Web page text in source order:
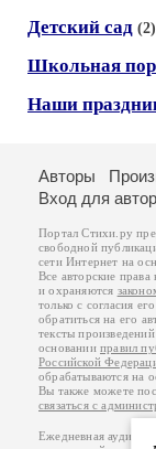
Детский сад (2)
Школьная
Наши
Авторы
Вход для
Портал Стихи.ру
свободной
сети Интернет на
Все авторские
и охраняются
только с согласия
обратиться на его
тексты
основанииправил
Российской
обрабатываются на
Вы также можете
связаться с
Ежедневная